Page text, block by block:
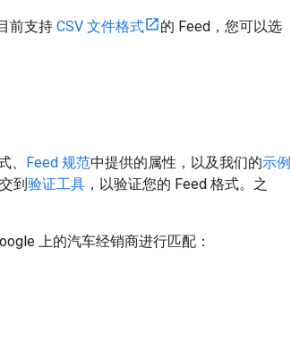
前支持 CSV 文件格式
的 Feed，您可以选
、 Feed 规范中提供的属性，以及我们的示例
到验证工具 ，以验证您的 Feed 格式。之
上的汽车经销商进行匹配：